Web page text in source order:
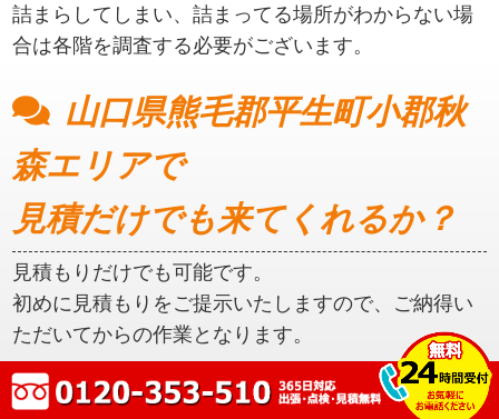
詰まらしてしまい、詰まってる場所がわからない場
合は各階を調査する必要がございます。
山口県熊毛郡平生町小郡秋
森エリアで
見積だけでも来てくれるか？
見積もりだけでも可能です。
初めに見積もりをご提示いたしますので、ご納得い
ただいてからの作業となります。
山口県熊毛郡平生町小郡秋